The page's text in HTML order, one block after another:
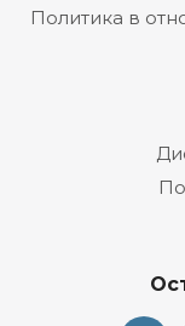
Политика в